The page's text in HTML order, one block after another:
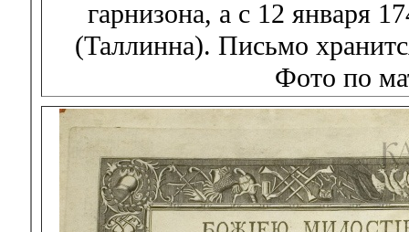
гарнизона, а с 12 января
(Таллинна). Письмо
Фото по